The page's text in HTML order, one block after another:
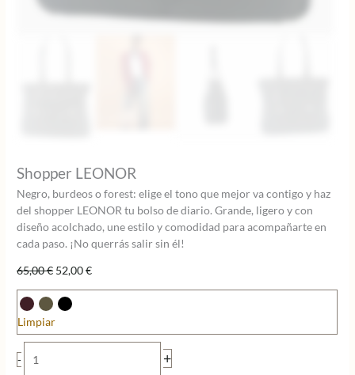
Shopper LEONOR
Negro, burdeos o forest: elige el tono que mejor va contigo y haz
del shopper LEONOR tu bolso de diario. Grande, ligero y con
diseño acolchado, une estilo y comodidad para acompañarte en
cada paso. ¡No querrás salir sin él!
65,00€ El
original
era:
65,00 €.
52,00€El
52,00 €.
Limpiar
-
LEONOR
+